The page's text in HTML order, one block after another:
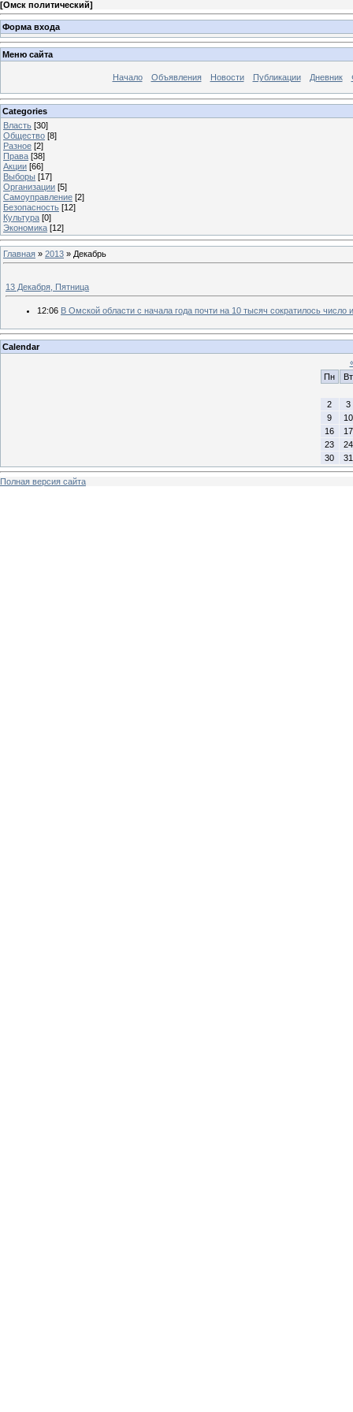
[Омск политический]
Форма входа
Меню сайта
Начало Объявления Новости Публикации Дневник
Categories
Власть [30]
Общество [8]
Разное [2]
Права [38]
Акции [66]
Выборы [17]
Организации [5]
Самоуправление [2]
Безопасность [12]
Культура [0]
Экономика [12]
Главная » 2013 » Декабрь
13 Декабря, Пятница
12:06 В Омской области с начала года почти на 10 тысяч сократилось
Calendar
Пн
Вт
2
3
9
10
16
17
23
24
30
31
Полная версия сайта